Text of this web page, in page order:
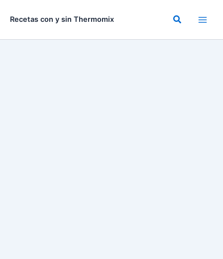
Recetas con y sin Thermomix Buscar